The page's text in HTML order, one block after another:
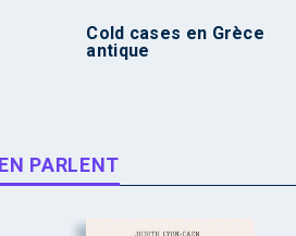
Cold cases en Grèce
antique
PARLENT